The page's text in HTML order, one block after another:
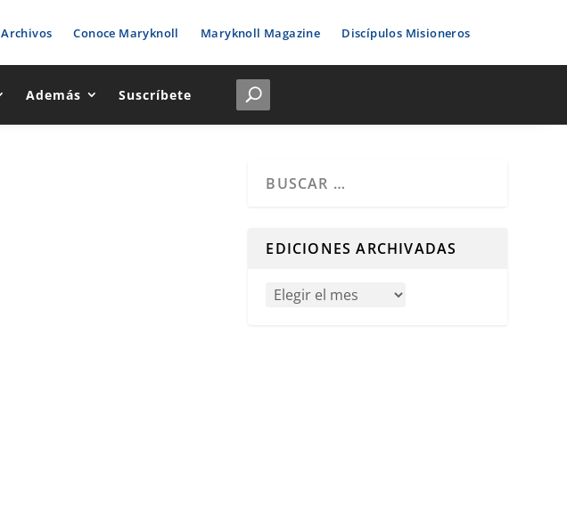
Archivos Conoce Maryknoll Maryknoll Magazine Discípulos Misioneros
Además Suscríbete
EDICIONES ARCHIVADAS